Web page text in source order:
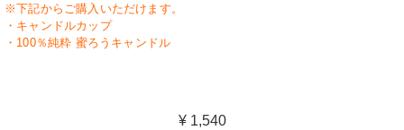
※下記からご購入いただけます。
・キャンドルカップ
・100％純粋 蜜ろうキャンドル
¥ 1,540